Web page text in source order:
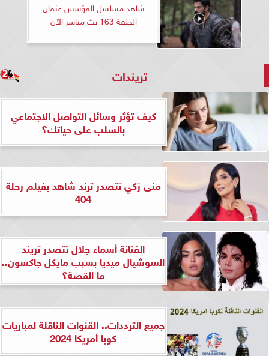
شاهد مسلسل المؤسس عثمان
الحلقة 163 بث مباشر الآن
تريندات
كيف تؤثر وسائل التواصل الاجتماعي
بالسلب على حياتك؟
منى زكي تتصدر ترند شاهد بفيلم رحلة
404
الفنانة أسماء جلال تتصدر تريند
السوشيال ميديا بسبب مايكل جاكسون..
ما القصة؟
جميع الترددات.. القنوات الناقلة لمباريات
كوبا أمريكا 2024